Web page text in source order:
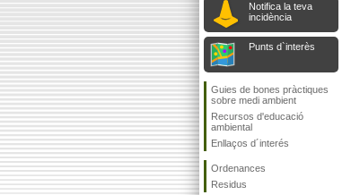
Notifica la teva
incidència
Punts d`interès
Guies de bones pràctiques
sobre medi ambient
Recursos d'educació
ambiental
Enllaços d´interés
Ordenances
Residus